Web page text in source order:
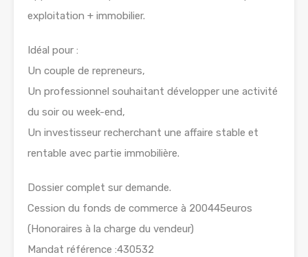
exploitation + immobilier.
Idéal pour :
Un couple de repreneurs,
Un professionnel souhaitant développer une activité
du soir ou week-end,
Un investisseur recherchant une affaire stable et
rentable avec partie immobilière.
Dossier complet sur demande.
Cession du fonds de commerce à 200445euros
(Honoraires à la charge du vendeur)
Mandat référence :430532